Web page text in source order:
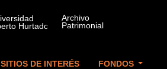
SITIOS DE INTERÉS FONDOS